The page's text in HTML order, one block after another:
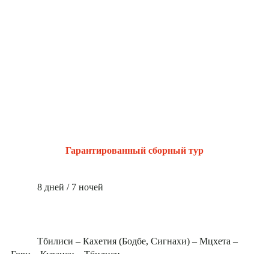
Гарантированный сборный тур
8 дней / 7 ночей
Тбилиси – Кахетия (Бодбе, Сигнахи) – Мцхета –